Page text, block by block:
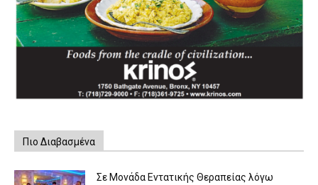
Πιο Διαβασμένα
Σε Μονάδα Εντατικής Θεραπείας λόγω